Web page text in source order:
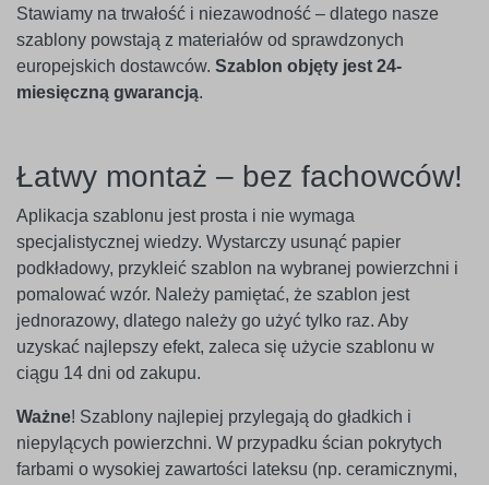
Stawiamy na trwałość i niezawodność – dlatego nasze
szablony powstają z materiałów od sprawdzonych
europejskich dostawców. Szablon objęty jest 24-
miesięczną gwarancją.
Łatwy montaż – bez fachowców!
Aplikacja szablonu jest prosta i nie wymaga
specjalistycznej wiedzy. Wystarczy usunąć papier
podkładowy, przykleić szablon na wybranej powierzchni i
pomalować wzór. Należy pamiętać, że szablon jest
jednorazowy, dlatego należy go użyć tylko raz. Aby
uzyskać najlepszy efekt, zaleca się użycie szablonu w
ciągu 14 dni od zakupu.
Ważne! Szablony najlepiej przylegają do gładkich i
niepylących powierzchni. W przypadku ścian pokrytych
farbami o wysokiej zawartości lateksu (np. ceramicznymi,